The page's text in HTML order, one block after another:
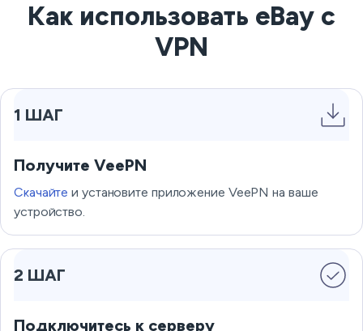
Как использовать eBay с
VPN
1 ШАГ
Получите VeePN
Скачайте и установите приложение VeePN на ваше
устройство.
2 ШАГ
Подключитесь к серверу